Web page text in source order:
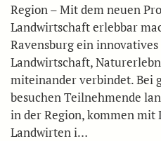
Region – Mit dem neuen
Landwirtschaft erlebbar
Ravensburg ein innovatives
Landwirtschaft,
miteinander verbindet. Bei
besuchen Teilnehmende
in der Region, kommen
Landwirten i…